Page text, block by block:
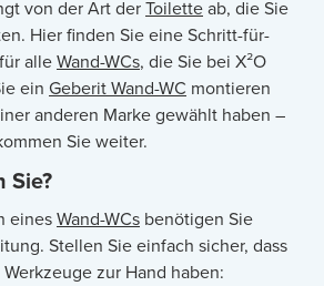
von der Art derToiletteab, die Sie
Hier finden Sie eine Schritt-für-
alleWand-WCs, die Sie bei X²O
ein Geberit Wand-WC montieren
anderen Marke gewählt haben –
Sie weiter.
Sie?
einesWand-WCs benötigen Sie
Stellen Sie einfach sicher, dass
zur Hand haben: